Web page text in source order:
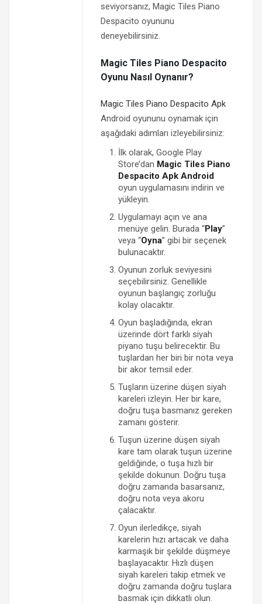
seviyorsanız, Magic Tiles Piano
Despacito oyununu
deneyebilirsiniz.
Magic Tiles Piano Despacito
Oyunu Nasıl Oynanır?
Magic Tiles Piano Despacito Apk
Android oyununu oynamak için
aşağıdaki adımları izleyebilirsiniz:
İlk olarak, Google Play
Store’dan Magic Tiles Piano
Despacito Apk Android
oyun uygulamasını indirin ve
yükleyin.
Uygulamayı açın ve ana
menüye gelin. Burada “Play”
veya “Oyna” gibi bir seçenek
bulunacaktır.
Oyunun zorluk seviyesini
seçebilirsiniz. Genellikle
oyunun başlangıç ​​zorluğu
kolay olacaktır.
Oyun başladığında, ekran
üzerinde dört farklı siyah
piyano tuşu belirecektir. Bu
tuşlardan her biri bir nota veya
bir akor temsil eder.
Tuşların üzerine düşen siyah
kareleri izleyin. Her bir kare,
doğru tuşa basmanız gereken
zamanı gösterir.
Tuşun üzerine düşen siyah
kare tam olarak tuşun üzerine
geldiğinde, o tuşa hızlı bir
şekilde dokunun. Doğru tuşa
doğru zamanda basarsanız,
doğru nota veya akoru
çalacaktır.
Oyun ilerledikçe, siyah
karelerin hızı artacak ve daha
karmaşık bir şekilde düşmeye
başlayacaktır. Hızlı düşen
siyah kareleri takip etmek ve
doğru zamanda doğru tuşlara
basmak için dikkatli olun.